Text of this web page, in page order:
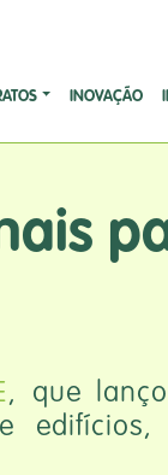
INOVAÇÃO
, que